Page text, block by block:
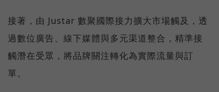
接著，由 Justar 數聚國際接力擴大市場觸及，透
過數位廣告、線下媒體與多元渠道整合，精準接
觸潛在受眾，將品牌關注轉化為實際流量與訂
單。